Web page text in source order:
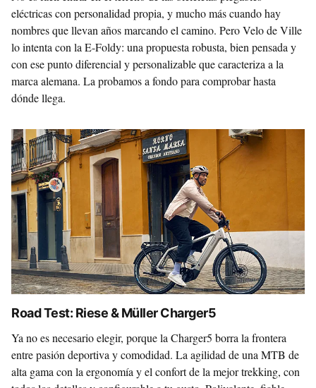
eléctricas con personalidad propia, y mucho más cuando hay
nombres que llevan años marcando el camino. Pero Velo de Ville
lo intenta con la E-Foldy: una propuesta robusta, bien pensada y
con ese punto diferencial y personalizable que caracteriza a la
marca alemana. La probamos a fondo para comprobar hasta
dónde llega.
Road Test: Riese & Müller Charger5
Ya no es necesario elegir, porque la Charger5 borra la frontera
entre pasión deportiva y comodidad. La agilidad de una MTB de
alta gama con la ergonomía y el confort de la mejor trekking, con